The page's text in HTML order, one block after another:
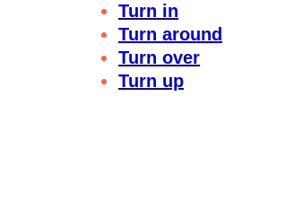
Turn in
Turn around
Turn over
Turn up